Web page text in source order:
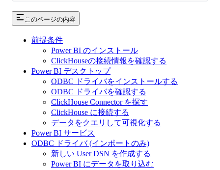
このページの内容
前提条件
Power BI のインストール
ClickHouseの接続情報を確認する
Power BI デスクトップ
ODBC ドライバをインストールする
ODBC ドライバを確認する
ClickHouse Connector を探す
ClickHouse に接続する
データをクエリして可視化する
Power BI サービス
ODBC ドライバ (インポートのみ)
新しい User DSN を作成する
Power BI にデータを取り込む